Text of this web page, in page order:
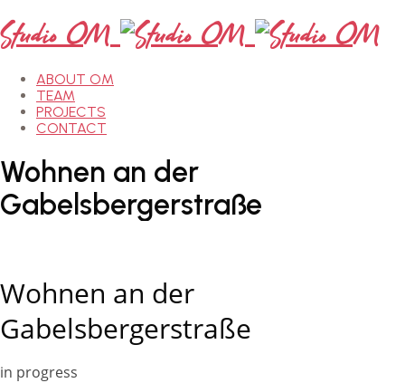
Studio OM
ABOUT OM
TEAM
PROJECTS
CONTACT
Wohnen an der
Gabelsbergerstraße
Wohnen an der
Gabelsbergerstraße
in progress